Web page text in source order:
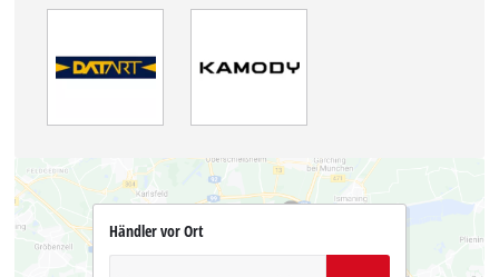
Händler vor Ort